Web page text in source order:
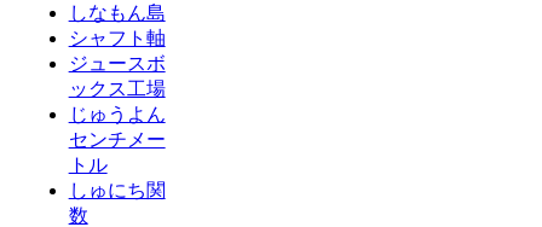
しなもん島
シャフト軸
ジュースボ
ックス工場
じゅうよん
センチメー
トル
しゅにち関
数